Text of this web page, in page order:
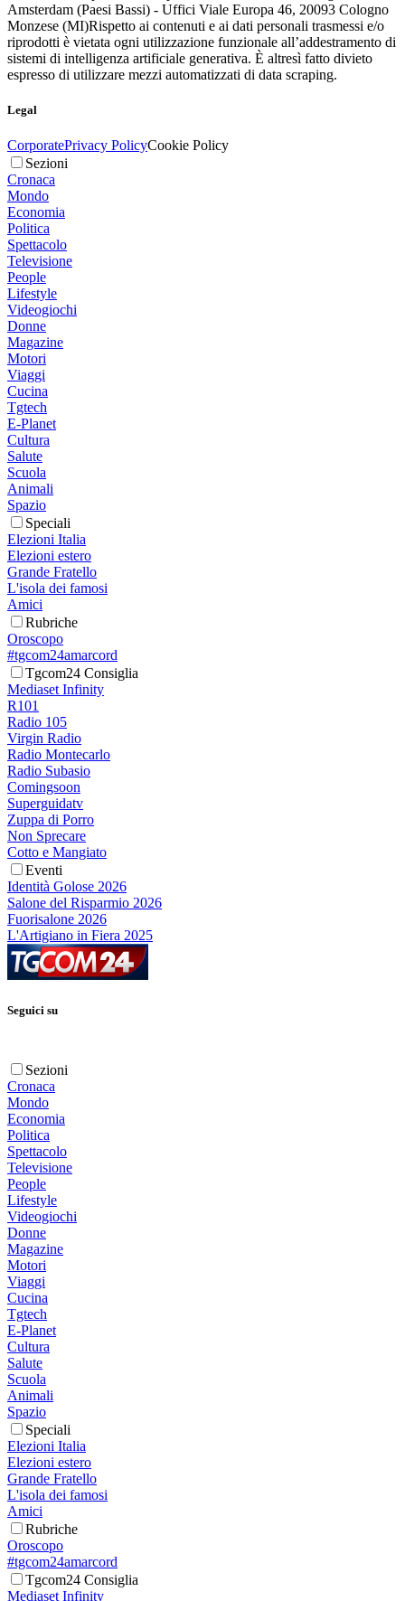
Amsterdam (Paesi Bassi) - Uffici Viale Europa 46, 20093 Cologno
Monzese (MI)Rispetto ai contenuti e ai dati personali trasmessi e/o
riprodotti è vietata ogni utilizzazione funzionale all’addestramento di
sistemi di intelligenza artificiale generativa. È altresì fatto divieto
espresso di utilizzare mezzi automatizzati di data scraping.
Legal
CorporatePrivacy PolicyCookie Policy
Sezioni
Cronaca
Mondo
Economia
Politica
Spettacolo
Televisione
People
Lifestyle
Videogiochi
Donne
Magazine
Motori
Viaggi
Cucina
Tgtech
E-Planet
Cultura
Salute
Scuola
Animali
Spazio
Speciali
Elezioni Italia
Elezioni estero
Grande Fratello
L'isola dei famosi
Amici
Rubriche
Oroscopo
#tgcom24amarcord
Tgcom24 Consiglia
Mediaset Infinity
R101
Radio 105
Virgin Radio
Radio Montecarlo
Radio Subasio
Comingsoon
Superguidatv
Zuppa di Porro
Non Sprecare
Cotto e Mangiato
Eventi
Identità Golose 2026
Salone del Risparmio 2026
Fuorisalone 2026
L'Artigiano in Fiera 2025
Seguici su
Sezioni
Cronaca
Mondo
Economia
Politica
Spettacolo
Televisione
People
Lifestyle
Videogiochi
Donne
Magazine
Motori
Viaggi
Cucina
Tgtech
E-Planet
Cultura
Salute
Scuola
Animali
Spazio
Speciali
Elezioni Italia
Elezioni estero
Grande Fratello
L'isola dei famosi
Amici
Rubriche
Oroscopo
#tgcom24amarcord
Tgcom24 Consiglia
Mediaset Infinity